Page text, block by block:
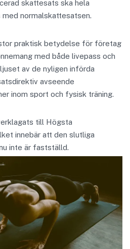
skattesats ska hela
normalskattesatsen.
praktisk betydelse för företag
med både livepass och
av de nyligen införda
avseende
inom sport och fysisk träning.
till Högsta
innebär att den slutliga
inte är fastställd.